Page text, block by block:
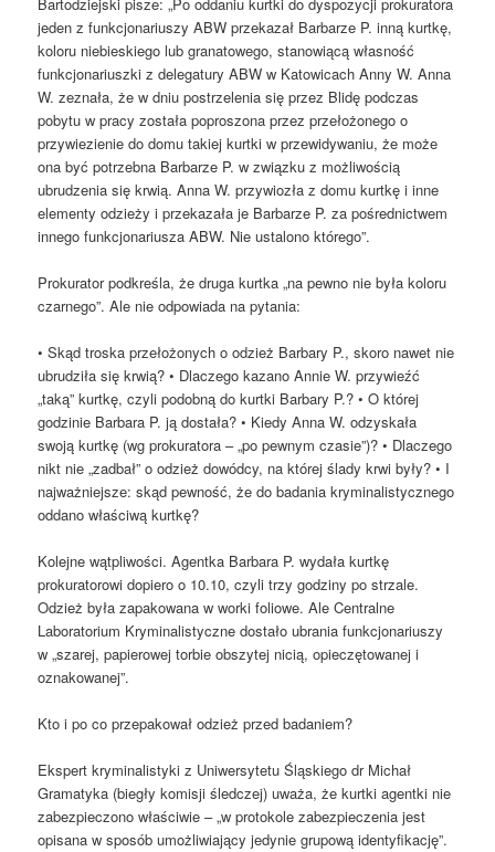
jeden z funkcjonariuszy ABW przekazał Barbarze P. inną kurtkę,
koloru niebieskiego lub granatowego, stanowiącą własność
funkcjonariuszki z delegatury ABW w Katowicach Anny W. Anna
W. zeznała, że w dniu postrzelenia się przez Blidę podczas
pobytu w pracy została poproszona przez przełożonego o
przywiezienie do domu takiej kurtki w przewidywaniu, że może
ona być potrzebna Barbarze P. w związku z możliwością
ubrudzenia się krwią. Anna W. przywiozła z domu kurtkę i inne
elementy odzieży i przekazała je Barbarze P. za pośrednictwem
innego funkcjonariusza ABW. Nie ustalono którego”.
Prokurator podkreśla, że druga kurtka „na pewno nie była koloru
czarnego”. Ale nie odpowiada na pytania:
• Skąd troska przełożonych o odzież Barbary P., skoro nawet nie
ubrudziła się krwią? • Dlaczego kazano Annie W. przywieźć
„taką” kurtkę, czyli podobną do kurtki Barbary P.? • O której
godzinie Barbara P. ją dostała? • Kiedy Anna W. odzyskała
swoją kurtkę (wg prokuratora – „po pewnym czasie”)? • Dlaczego
nikt nie „zadbał” o odzież dowódcy, na której ślady krwi były? • I
najważniejsze: skąd pewność, że do badania kryminalistycznego
oddano właściwą kurtkę?
Kolejne wątpliwości. Agentka Barbara P. wydała kurtkę
prokuratorowi dopiero o 10.10, czyli trzy godziny po strzale.
Odzież była zapakowana w worki foliowe. Ale Centralne
Laboratorium Kryminalistyczne dostało ubrania funkcjonariuszy
w „szarej, papierowej torbie obszytej nicią, opieczętowanej i
oznakowanej”.
Kto i po co przepakował odzież przed badaniem?
Ekspert kryminalistyki z Uniwersytetu Śląskiego dr Michał
Gramatyka (biegły komisji śledczej) uważa, że kurtki agentki nie
zabezpieczono właściwie – „w protokole zabezpieczenia jest
opisana w sposób umożliwiający jedynie grupową identyfikację”.